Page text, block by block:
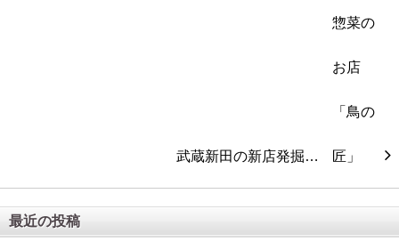
武蔵新田の新店発掘…
最近の投稿